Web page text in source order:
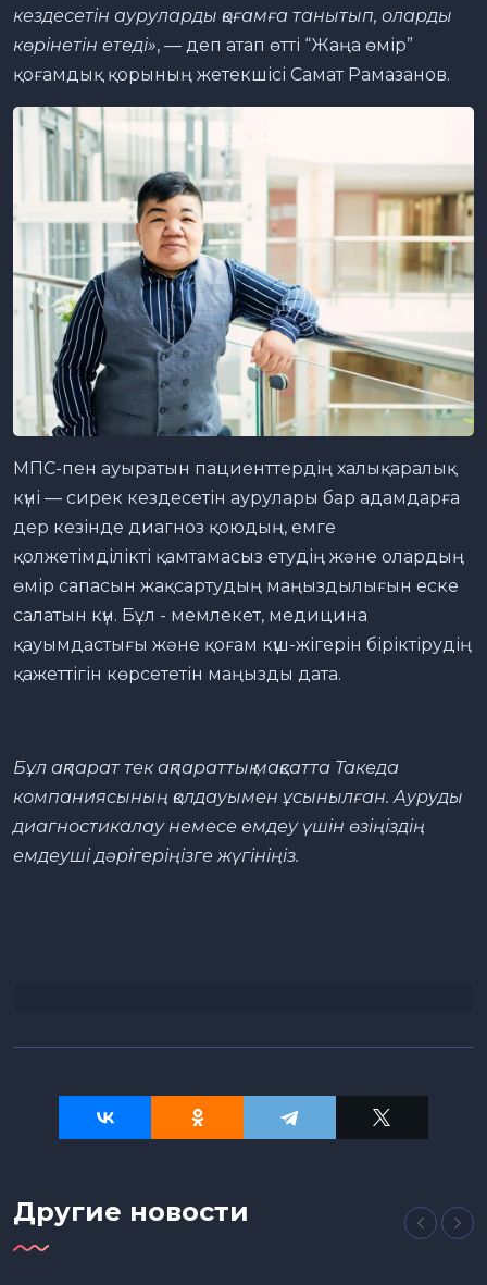
кездесетін ауруларды қоғамға танытып, оларды
көрінетін етеді», — деп атап өтті “Жаңа өмір”
қоғамдық қорының жетекшісі Самат Рамазанов.
МПС-пен ауыратын пациенттердің халықаралық
күні — сирек кездесетін аурулары бар адамдарға
дер кезінде диагноз қоюдың, емге
қолжетімділікті қамтамасыз етудің және олардың
өмір сапасын жақсартудың маңыздылығын еске
салатын күн. Бұл - мемлекет, медицина
қауымдастығы және қоғам күш-жігерін біріктірудің
қажеттігін көрсететін маңызды дата.
Бұл ақпарат тек ақпараттық мақсатта Такеда
компаниясының қолдауымен ұсынылған. Ауруды
диагностикалау немесе емдеу үшін өзіңіздің
емдеуші дәрігеріңізге жүгініңіз.
Другие новости